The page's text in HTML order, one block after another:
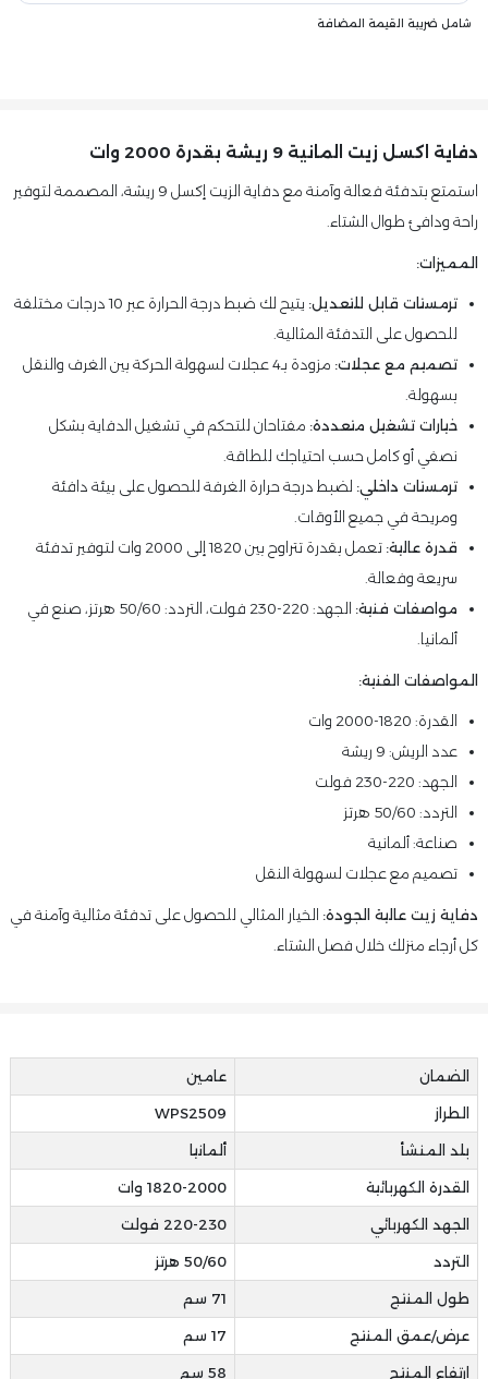
شامل ضريبة القيمة المضافة
دفاية اكسل زيت المانية 9 ريشة بقدرة 2000 وات
استمتع بتدفئة فعالة وآمنة مع دفاية الزيت إكسل 9 ريشة، المصممة لتوفير
راحة ودافئ طوال الشتاء.
المميزات:
ترمستات قابل للتعديل:
يتيح لك ضبط درجة الحرارة عبر 10 درجات مختلفة
للحصول على التدفئة المثالية.
تصميم مع عجلات:
مزودة بـ4 عجلات لسهولة الحركة بين الغرف والنقل
بسهولة.
خيارات تشغيل متعددة: مفتاحان للتحكم في تشغيل الدفاية بشكل
نصفي أو كامل حسب احتياجك للطاقة.
ترمستات داخلي: لضبط درجة حرارة الغرفة للحصول على بيئة دافئة
ومريحة في جميع الأوقات.
قدرة عالية:
تعمل بقدرة تتراوح بين 1820 إلى 2000 وات لتوفير تدفئة
سريعة وفعالة.
مواصفات فنية:
الجهد: 220-230 فولت، التردد: 50/60 هرتز، صنع في
ألمانيا.
المواصفات الفنية:
القدرة: 1820-2000 وات
عدد الريش: 9 ريشة
الجهد: 220-230 فولت
التردد: 50/60 هرتز
صناعة: ألمانية
تصميم مع عجلات لسهولة النقل
دفاية زيت عالية الجودة: الخيار المثالي للحصول على تدفئة مثالية وآمنة في
كل أرجاء منزلك خلال فصل الشتاء.
الضمان عامين
الطراز WPS2509
بلد المنشأ ألمانيا
القدرة الكهربائية 1820-2000 وات
الجهد الكهربائي 220-230 فولت
التردد 50/60 هرتز
طول المنتج 71 سم
عرض/عمق المنتج 17 سم
ارتفاع المنتج 58 سم